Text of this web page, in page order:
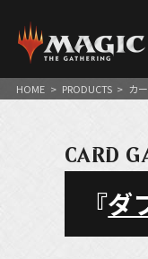
HOME > PRODUCTS > カ
CARD
『ダ